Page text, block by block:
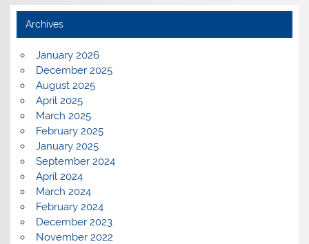
Archives
January 2026
December 2025
August 2025
April 2025
March 2025
February 2025
January 2025
September 2024
April 2024
March 2024
February 2024
December 2023
November 2022